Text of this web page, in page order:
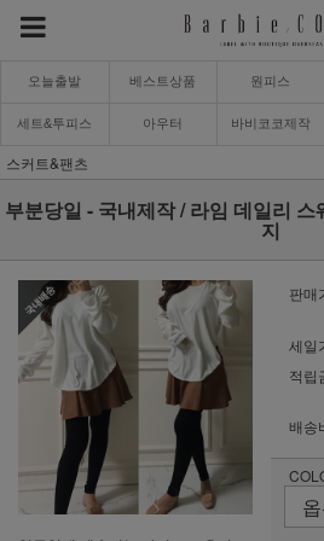
오늘출발 베스트상품 원피스
세트&투피스 아우터 바비코코제작
스커트&팬츠
부분당일 - 국내제작 / 라임 데일리
지
판매
세일
적립
배송